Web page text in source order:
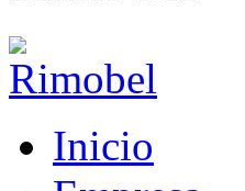
Inicio